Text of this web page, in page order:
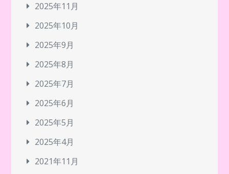
2025年11月
2025年10月
2025年9月
2025年8月
2025年7月
2025年6月
2025年5月
2025年4月
2021年11月